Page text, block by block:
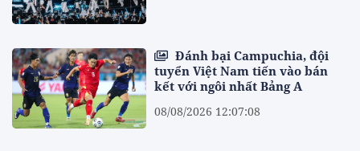
Đánh bại Campuchia, đội
tuyển Việt Nam tiến vào bán
kết với ngôi nhất Bảng A
08/08/2026 12:07:08